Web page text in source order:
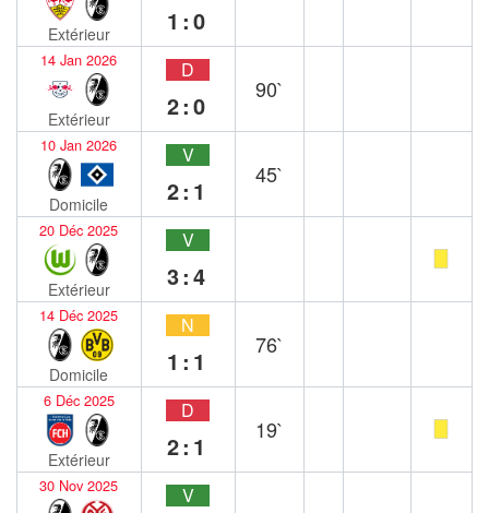
Extérieur 1:0
14 Jan 2026
Extérieur
D
2:0
90`
10 Jan 2026
Domicile
V
2:1
45`
20 Déc 2025
Extérieur
V
3:4
14 Déc 2025
Domicile
N
1:1
76`
6 Déc 2025
Extérieur
D
2:1
19`
30 Nov 2025 V